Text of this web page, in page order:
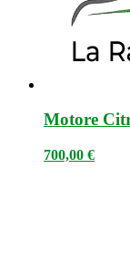
Motore
700,00 €